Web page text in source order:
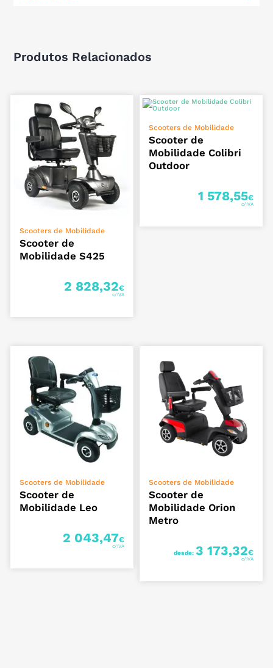
Produtos Relacionados
ADICIONAR
Scooters de Mobilidade
Scooter de
Mobilidade S425
2 828,32€
VER OPÇÕES
Scooters de Mobilidade
Scooter de
Mobilidade Colibri
Outdoor
1 578,55€
VER OPÇÕES
Scooters de Mobilidade
Scooter de
Mobilidade Leo
2 043,47€
VER OPÇÕES
Scooters de Mobilidade
Scooter de
Mobilidade Orion
Metro
desde: 3 173,32€